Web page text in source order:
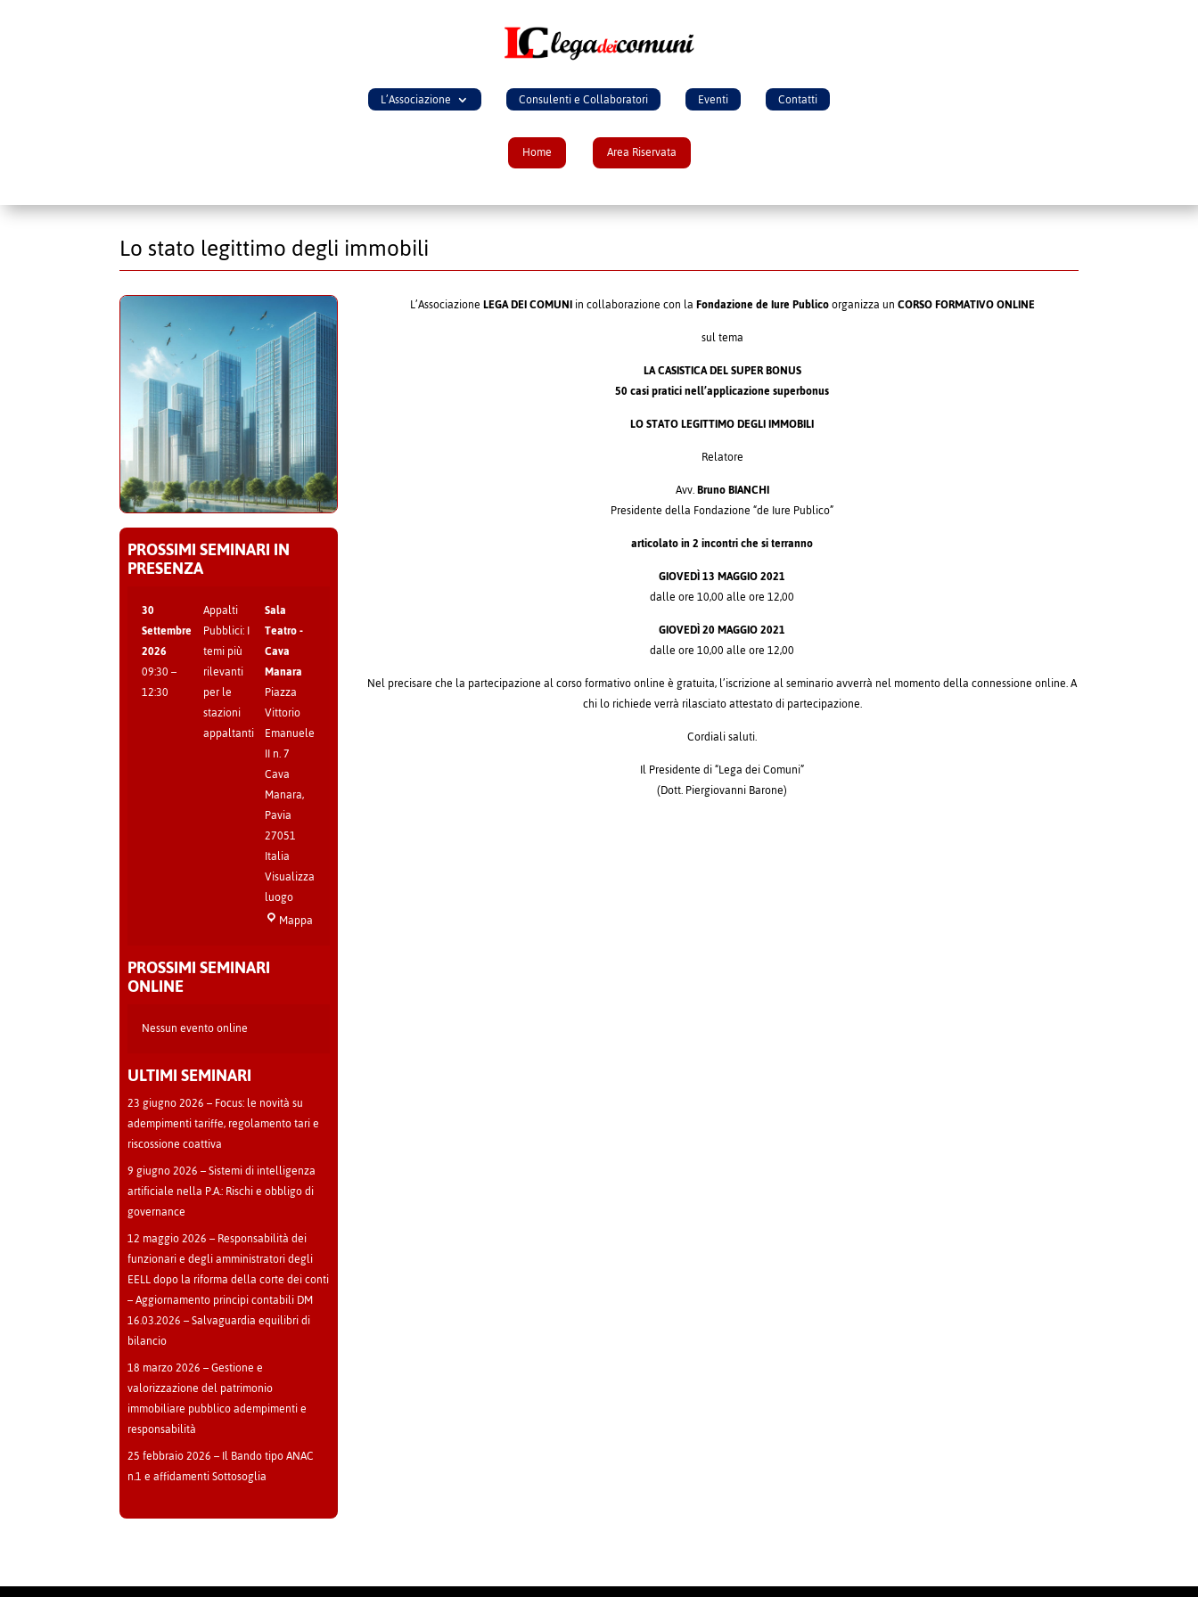
L’Associazione Consulenti e Collaboratori Eventi Contatti
Home Area Riservata
Lo stato legittimo degli immobili
PROSSIMI SEMINARI IN
PRESENZA
30
Settembre
2026
09:30–
12:30
Appalti
Pubblici: I
temi più
rilevanti
per le
stazioni
appaltanti
Sala
Teatro -
Cava
Manara
Piazza
Vittorio
Emanuele
II n. 7
Cava
Manara,
Pavia
27051
Italia
Visualizza
luogo
MappaSala
PROSSIMI SEMINARI
ONLINE
Nessun evento online
ULTIMI SEMINARI
23 giugno 2026 – Focus: le novità su
adempimenti tariffe, regolamento tari e
riscossione coattiva
9 giugno 2026 – Sistemi di intelligenza
artificiale nella P.A.: Rischi e obbligo di
governance
12 maggio 2026 – Responsabilità dei
funzionari e degli amministratori degli
EELL dopo la riforma della corte dei conti
– Aggiornamento principi contabili DM
16.03.2026 – Salvaguardia equilibri di
bilancio
18 marzo 2026 – Gestione e
valorizzazione del patrimonio
immobiliare pubblico adempimenti e
responsabilità
25 febbraio 2026 – Il Bando tipo ANAC
n.1 e affidamenti Sottosoglia
L’AssociazioneLEGA DEI COMUNIin collaborazione con laFondazione de Iure Publicoorganizza unCORSO FORMATIVO ONLINE
sul tema
LA CASISTICA DEL SUPER BONUS
50 casi pratici nell’applicazione superbonus
LO STATO LEGITTIMO DEGLI IMMOBILI
Relatore
Avv.Bruno BIANCHI
Presidente della Fondazione “de Iure Publico”
articolato in 2 incontri che si terranno
GIOVEDÌ 13 MAGGIO 2021
dalle ore 10,00 alle ore 12,00
GIOVEDÌ 20 MAGGIO 2021
dalle ore 10,00 alle ore 12,00
Nel precisare che la partecipazione al corso formativo online è gratuita, l’iscrizione al seminario avverrà nel momento della connessione online. A
chi lo richiede verrà rilasciato attestato di partecipazione.
Cordiali saluti.
Il Presidente di “Lega dei Comuni”
(Dott. Piergiovanni Barone)